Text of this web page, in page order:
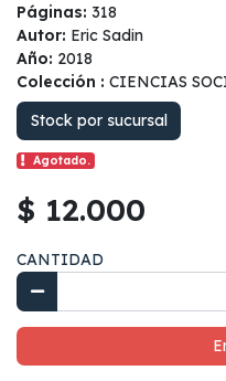
Páginas: 318
Autor: Eric Sadin
Año: 2018
Colección : CIENCIAS
Stock por sucursal
Agotado.
$ 12.000
CANTIDAD